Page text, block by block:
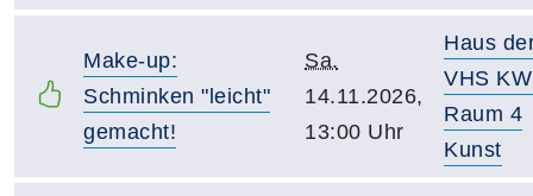
Make-up:
Schminken "leicht"
gemacht!
Sa.
14.11.2026,
13:00 Uhr
Haus
VHS
Raum 4
Kunst